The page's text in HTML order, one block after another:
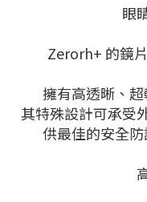
眼
Zerorh+ 的鏡
擁有高透晰、
其特殊設計可承受
供最佳的安全防